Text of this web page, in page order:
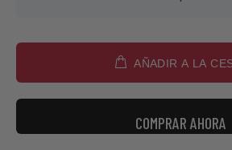
AÑADIR A LA
COMPRAR AHORA